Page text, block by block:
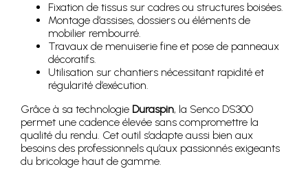
Fixation de tissus sur cadres ou structures boisées.
Montage d’assises, dossiers ou éléments de
mobilier rembourré.
Travaux de menuiserie fine et pose de panneaux
décoratifs.
Utilisation sur chantiers nécessitant rapidité et
régularité d’exécution.
Grâce à sa technologie Duraspin, la Senco DS300
permet une cadence élevée sans compromettre la
qualité du rendu. Cet outil s’adapte aussi bien aux
besoins des professionnels qu’aux passionnés exigeants
du bricolage haut de gamme.